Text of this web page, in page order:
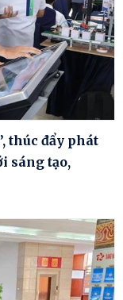
thúc đẩy phát
sáng tạo,